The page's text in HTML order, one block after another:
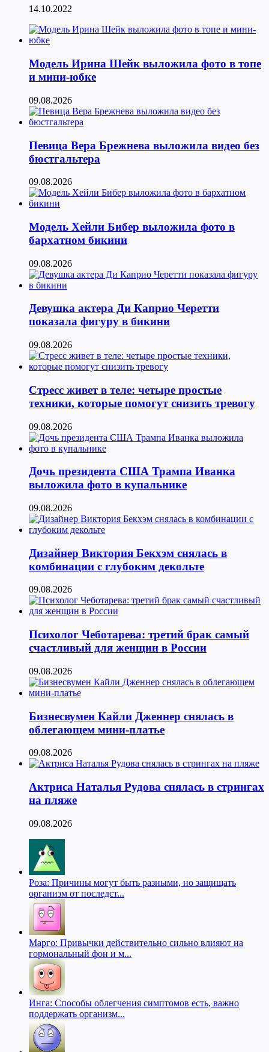
14.10.2022
Модель Ирина Шейк выложила фото в топе
и мини-юбке
09.08.2026
Певица Вера Брежнева выложила видео без
бюстгальтера
09.08.2026
Модель Хейли Бибер выложила фото в
бархатном бикини
09.08.2026
Девушка актера Ди Каприо Черетти
показала фигуру в бикини
09.08.2026
Стресс живет в теле: четыре простые
техники, которые помогут снизить тревогу
09.08.2026
Дочь президента США Трампа Иванка
выложила фото в купальнике
09.08.2026
Дизайнер Виктория Бекхэм снялась в
комбинации с глубоким декольте
09.08.2026
Психолог Чеботарева: третий брак самый
счастливый для женщин в России
09.08.2026
Бизнесвумен Кайли Дженнер снялась в
облегающем мини-платье
09.08.2026
Актриса Наталья Рудова снялась в стрингах
на пляже
09.08.2026
Роза: Причины могут быть разными, но защищать
организм от последст...
Марго: Привычки действительно сильно влияют на
гормональный фон и м...
Инга: Способы облегчения симптомов есть, важно
поддержать организм...